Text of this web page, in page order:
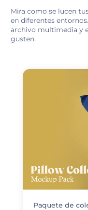
Mira como se lucen
en diferentes
archivo multimedia y
gusten.
Paquete de